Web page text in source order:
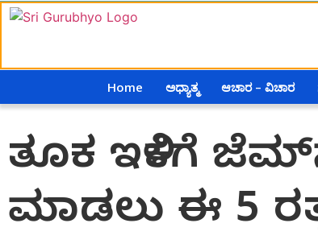
Home ಅಧ್ಯಾತ್ಮ ಆಚಾರ – ವಿಚಾರ
ತೂಕ ಇಳಿಕೆಗೆ
ಮಾಡಲು ಈ 5